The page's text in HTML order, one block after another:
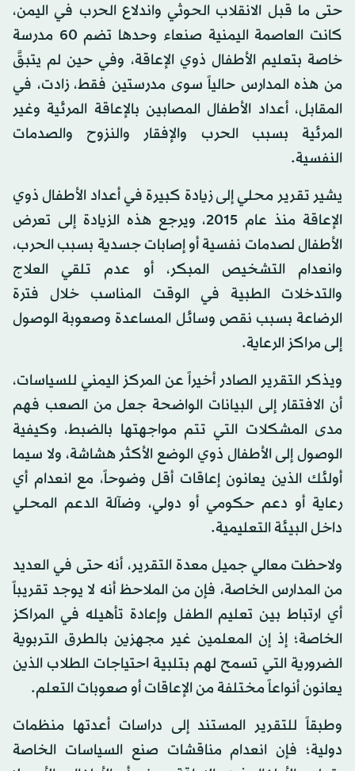
حتى ما قبل الانقلاب الحوثي واندلاع الحرب في اليمن،
كانت العاصمة اليمنية صنعاء وحدها تضم 60 مدرسة
خاصة بتعليم الأطفال ذوي الإعاقة، وفي حين لم يتبقَّ
من هذه المدارس حالياً سوى مدرستين فقط، زادت، في
المقابل، أعداد الأطفال المصابين بالإعاقة المرئية وغير
المرئية بسبب الحرب والإفقار والنزوح والصدمات
النفسية.
يشير تقرير محلي إلى زيادة كبيرة في أعداد الأطفال ذوي
الإعاقة منذ عام 2015، ويرجع هذه الزيادة إلى تعرض
الأطفال لصدمات نفسية أو إصابات جسدية بسبب الحرب،
وانعدام التشخيص المبكر، أو عدم تلقي العلاج
والتدخلات الطبية في الوقت المناسب خلال فترة
الرضاعة بسبب نقص وسائل المساعدة وصعوبة الوصول
إلى مراكز الرعاية.
ويذكر التقرير الصادر أخيراً عن المركز اليمني للسياسات،
أن الافتقار إلى البيانات الواضحة جعل من الصعب فهم
مدى المشكلات التي تتم مواجهتها بالضبط، وكيفية
الوصول إلى الأطفال ذوي الوضع الأكثر هشاشة، ولا سيما
أولئك الذين يعانون إعاقات أقل وضوحاً، مع انعدام أي
رعاية أو دعم حكومي أو دولي، وضآلة الدعم المحلي
داخل البيئة التعليمية.
ولاحظت معالي جميل معدة التقرير، أنه حتى في العديد
من المدارس الخاصة، فإن من الملاحظ أنه لا يوجد تقريباً
أي ارتباط بين تعليم الطفل وإعادة تأهيله في المراكز
الخاصة؛ إذ إن المعلمين غير مجهزين بالطرق التربوية
الضرورية التي تسمح لهم بتلبية احتياجات الطلاب الذين
يعانون أنواعاً مختلفة من الإعاقات أو صعوبات التعلم.
وطبقاً للتقرير المستند إلى دراسات أعدتها منظمات
دولية؛ فإن انعدام مناقشات صنع السياسات الخاصة